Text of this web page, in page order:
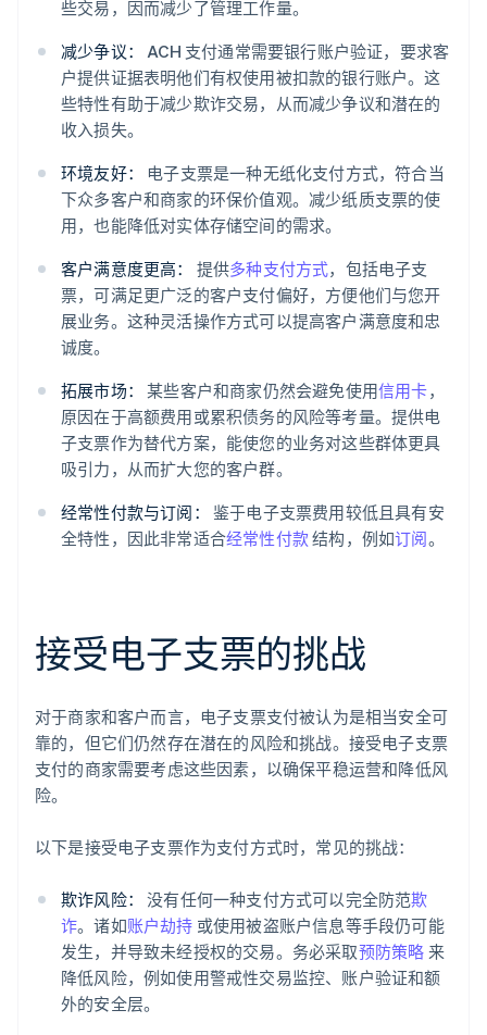
些交易，因而减少了管理工作量。
减少争议：
ACH 支付通常需要银行账户验证，要求客
户提供证据表明他们有权使用被扣款的银行账户。这
些特性有助于减少欺诈交易，从而减少争议和潜在的
收入损失。
环境友好：
电子支票是一种无纸化支付方式，符合当
下众多客户和商家的环保价值观。减少纸质支票的使
用，也能降低对实体存储空间的需求。
客户满意度更高：
提供多种支付方式，包括电子支
票，可满足更广泛的客户支付偏好，方便他们与您开
展业务。这种灵活操作方式可以提高客户满意度和忠
诚度。
拓展市场：
某些客户和商家仍然会避免使用信用卡，
原因在于高额费用或累积债务的风险等考量。提供电
子支票作为替代方案，能使您的业务对这些群体更具
吸引力，从而扩大您的客户群。
经常性付款与订阅：
鉴于电子支票费用较低且具有安
全特性，因此非常适合经常性付款结构，例如订阅。
接受电子支票的挑战
对于商家和客户而言，电子支票支付被认为是相当安全可
靠的，但它们仍然存在潜在的风险和挑战。接受电子支票
支付的商家需要考虑这些因素，以确保平稳运营和降低风
险。
以下是接受电子支票作为支付方式时，常见的挑战：
欺诈风险： 没有任何一种支付方式可以完全防范欺
诈。诸如账户劫持 或使用被盗账户信息等手段仍可能
发生，并导致未经授权的交易。务必采取预防策略 来
降低风险，例如使用警戒性交易监控、账户验证和额
外的安全层。